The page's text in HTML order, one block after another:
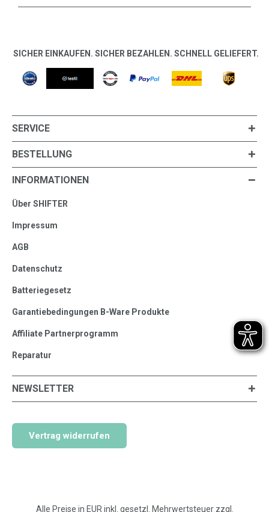
SICHER EINKAUFEN. SICHER BEZAHLEN. SCHNELL GELIEFERT.
SERVICE
BESTELLUNG
INFORMATIONEN
Über SHIFTER
Impressum
AGB
Datenschutz
Batteriegesetz
Garantiebedingungen B-Ware Produkte
Affiliate Partnerprogramm
Reparatur
NEWSLETTER
Vertrag widerrufen
Alle Preise in EUR inkl. gesetzl. Mehrwertsteuer zzgl.